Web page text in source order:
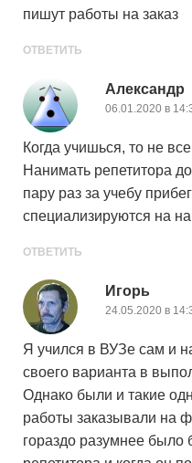
пишут работы на заказ
ОТВЕТИТЬ
Александр
06.01.2020 в
Когда учишься, то не
Нанимать репетитора
пару раз за учебу
специализируются на
ОТВЕТИТЬ
Игорь
24.05.2020 в
Я учился в ВУЗе сам и
своего варианта в
Однако были и такие
работы заказывали на
гораздо разумнее